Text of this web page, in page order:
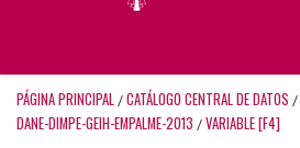
PÁGINA PRINCIPAL / CATÁLOGO CENTRAL DE DATOS /
DANE-DIMPE-GEIH-EMPALME-2013 / VARIABLE [F4]